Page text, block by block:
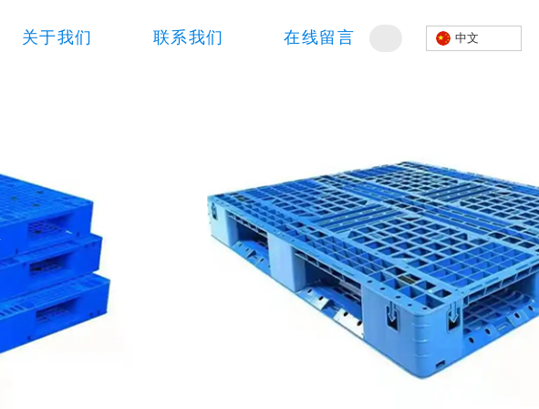
关于我们 联系我们 在线留言 中文